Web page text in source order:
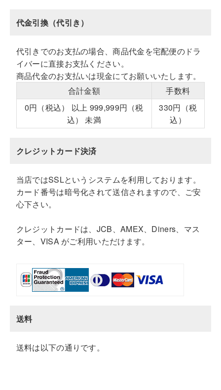
代金引換（代引き）
代引きでのお支払の場合、商品代金を宅配便のドラ
イバーに直接お支払ください。
商品代金のお支払いは現金にてお願いいたします。
合計金額
手数料
0円（税込） 以上 999,999円（税
込） 未満
330円（税
込）
クレジットカード決済
当店ではSSLというシステムを利用しております。
カード番号は暗号化されて送信されますので、ご安
心下さい。
クレジットカードは、JCB、AMEX、Diners、マス
ター、VISA がご利用いただけます。
送料
送料は以下の通りです。